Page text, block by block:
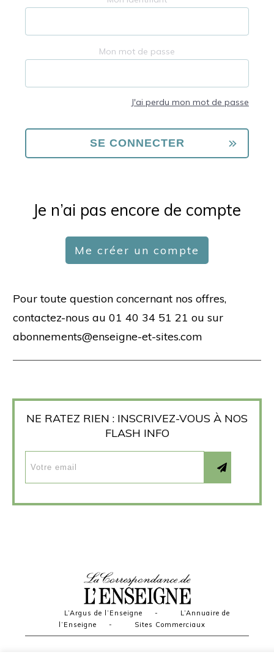
Mon mot de passe
J'ai perdu mon mot de passe
Je n’ai pas encore de compte
Me créer un compte
Pour toute question concernant nos offres,
contactez-nous au 01 40 34 51 21 ou sur
abonnements@enseigne-et-sites.com
NE RATEZ RIEN : INSCRIVEZ-VOUS À NOS
FLASH INFO
L’Argus de l’Enseigne -
L’Annuaire de
l’Enseigne
- Sites Commerciaux